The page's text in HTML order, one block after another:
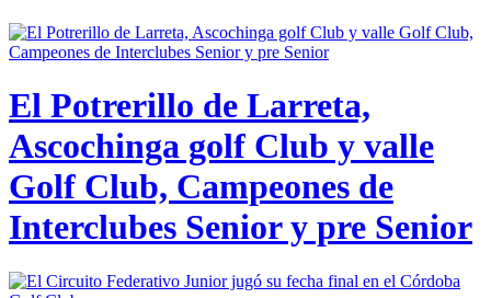
El Potrerillo de Larreta,
Ascochinga golf Club y valle
Golf Club, Campeones de
Interclubes Senior y pre Senior